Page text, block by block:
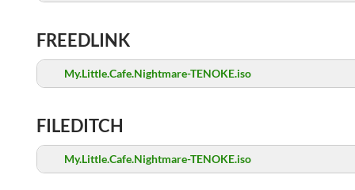
FREEDLINK
My.Little.Cafe.Nightmare-TENOKE.iso
FILEDITCH
My.Little.Cafe.Nightmare-TENOKE.iso